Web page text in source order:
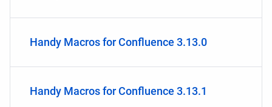
Handy Macros for Confluence 3.13.0
Handy Macros for Confluence 3.13.1